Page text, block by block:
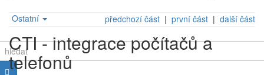
Ostatní předchozí část | první část | další část
CTI - integrace počítačů a
telefonů